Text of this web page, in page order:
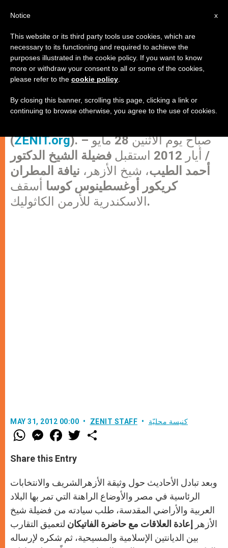
شيخ الأزهر يستقبل أسقف
الإسكندرية للأرمن الكاثوليك
(ZENIT.org). – صباح يوم الاثنين 28 مايو
/ أيار 2012 استقبل
فضيلة الشيخ الدكتور
أحمد الطيب، شيخ الأزهر، نيافة المطران
كريكور أوغسطينوس كوسا أسقف
الاسكندرية للأرمن الكاثوليك.
MAY 31, 2012 00:00 ZENIT STAFF كنيسة محليّة
W
h
t
s
p
p
M
e
s
e
e
r
F
a
e
b
k
w
Share this Entry
وبعد تبادل الأحاديث حول وثيقة الأزهرالشريف والانتخابات
الرئاسية في مصر والأوضاع الراهنة التي تمر بها البلاد
العربية والأراضي المقدسة، طلب سيادته من فضيلة شيخ
الأزهر
إعادة العلاقات مع حاضرة الفاتيكان لتعميق التقارب
بين الديانتين الإسلامية والمسيحية، ثم شكره لإرساله
x
Notice
This website or its third party tools use cookies, which are
necessary to its functioning and required to achieve the
purposes illustrated in the cookie policy. If you want to know
more or withdraw your consent to all or some of the cookies,
please refer to the cookie policy
By closing this banner, scrolling this page, clicking a link or
continuing to browse otherwise, you agree to the use of cookies.